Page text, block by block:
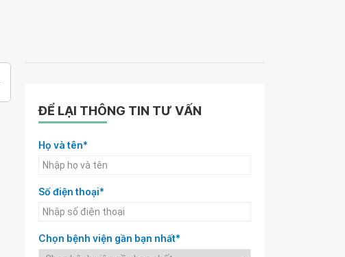
ĐỂ LẠI THÔNG TIN TƯ VẤN
Họ và tên*
Số điện thoại*
Chọn bệnh viện gần bạn nhất*